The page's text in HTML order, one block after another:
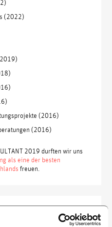
(2022)
(2016)
(2016)
2019 durften wir uns
als eine der besten
freuen.